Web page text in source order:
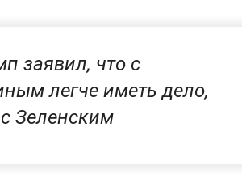
заявил, что с
легче иметь дело,
Зеленским